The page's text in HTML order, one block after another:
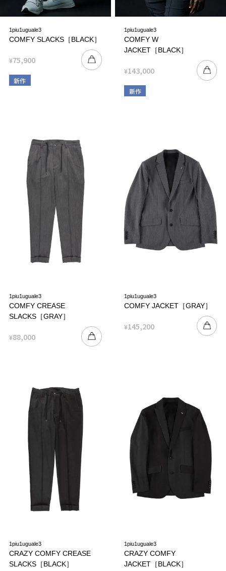
1piu1uguale3
COMFY SLACKS［BLACK］
¥75,900
新作
1piu1uguale3
COMFY W
JACKET［BLACK］
¥143,000
新作
1piu1uguale3
COMFY CREASE
SLACKS［GRAY］
¥88,000
1piu1uguale3
COMFY JACKET［GRAY］
¥145,200
1piu1uguale3
CRAZY COMFY CREASE
SLACKS［BLACK］
1piu1uguale3
CRAZY COMFY
JACKET［BLACK］